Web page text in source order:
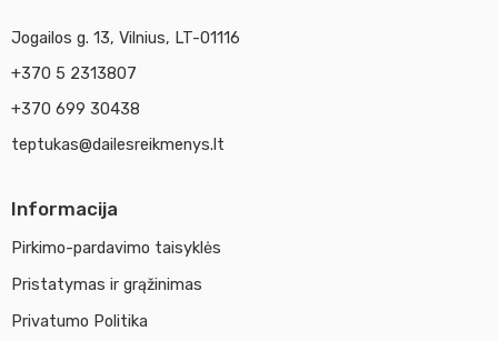
Jogailos g. 13, Vilnius, LT-01116
+370 5 2313807
+370 699 30438
teptukas@dailesreikmenys.lt
Informacija
Pirkimo-pardavimo taisyklės
Pristatymas ir grąžinimas
Privatumo Politika